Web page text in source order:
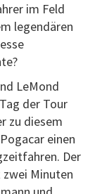
im Feld
legendären
LeMond
der Tour
zu diesem
einen
Der
Minuten